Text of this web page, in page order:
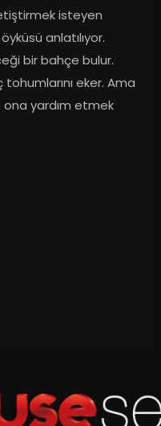
isteyen
anlatılıyor.
bir bahçe bulur.
eker. Ama
ona yardım etmek